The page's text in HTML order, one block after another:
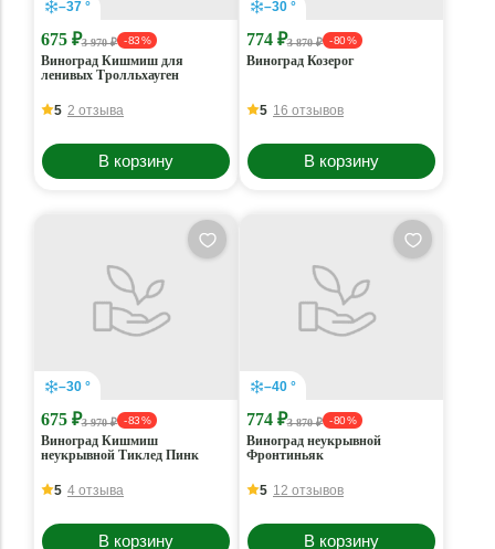
–37 °
675 ₽3 970 ₽ - 83 %
Виноград Кишмиш для
ленивых Тролльхауген
5 2 отзыва
В корзину
–30 °
774 ₽3 870 ₽ - 80 %
Виноград Козерог
5 16 отзывов
В корзину
–30 °
675 ₽3 970 ₽ - 83 %
Виноград Кишмиш
неукрывной Тиклед Пинк
5 4 отзыва
В корзину
–40 °
774 ₽3 870 ₽ - 80 %
Виноград неукрывной
Фронтиньяк
5 12 отзывов
В корзину